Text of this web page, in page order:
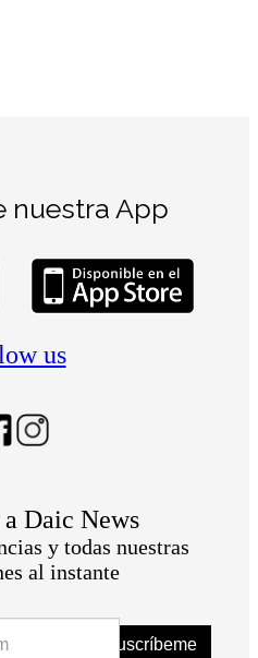
nuestra App
us
a Daic News
y todas nuestras
al instante
Suscríbeme